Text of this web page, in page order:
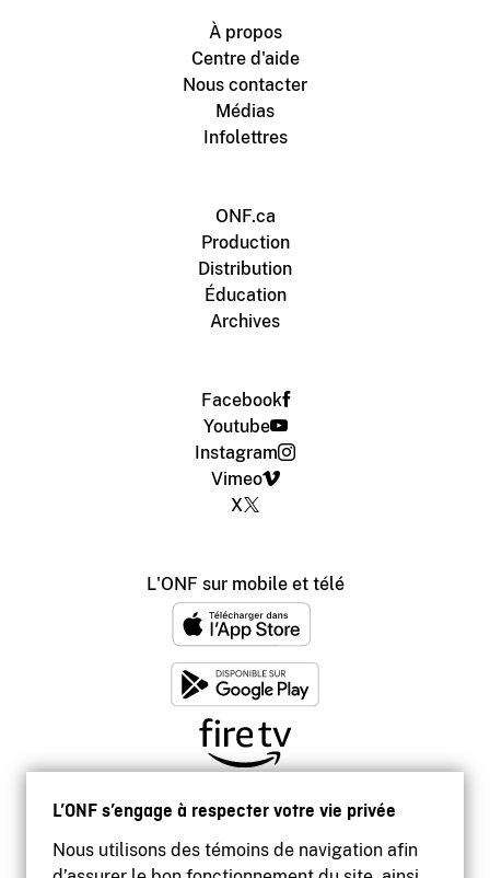
L’ONF s’engage à respecter votre vie privée
Nous utilisons des témoins de navigation afin
À propos
Centre d'aide
Nous contacter
Médias
Infolettres
ONF.ca
Production
Distribution
Éducation
Archives
Facebook
Youtube
Instagram
Vimeo
X
L'ONF sur mobile et télé